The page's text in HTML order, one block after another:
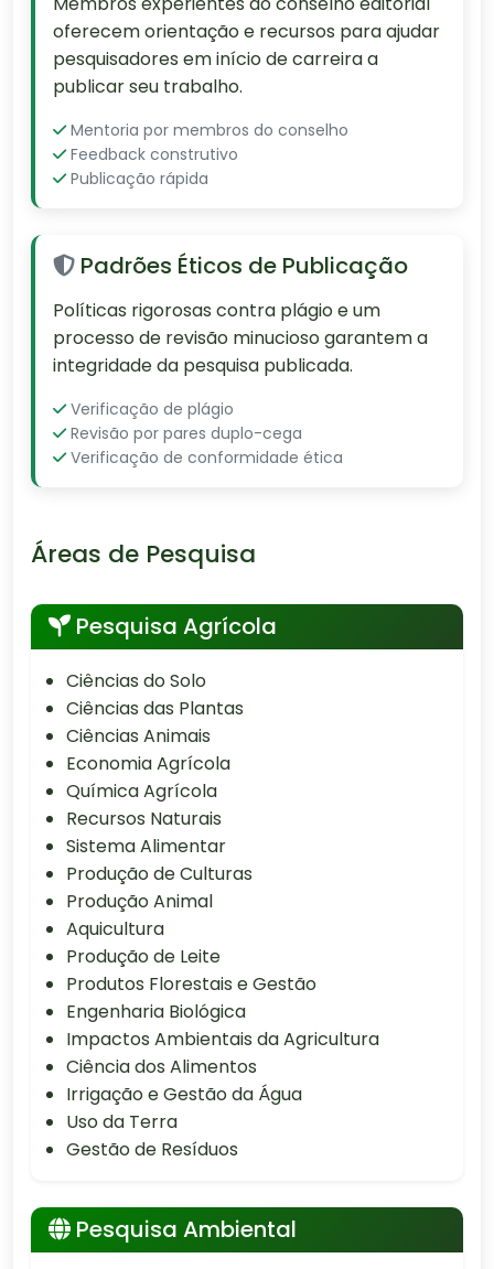
oferecem orientação e recursos para ajudar
pesquisadores em início de carreira a
publicar seu trabalho.
Mentoria por membros do conselho
Feedback construtivo
Publicação rápida
Padrões Éticos de Publicação
Políticas rigorosas contra plágio e um
processo de revisão minucioso garantem a
integridade da pesquisa publicada.
Verificação de plágio
Revisão por pares duplo-cega
Verificação de conformidade ética
Áreas de Pesquisa
Pesquisa Agrícola
Ciências do Solo
Ciências das Plantas
Ciências Animais
Economia Agrícola
Química Agrícola
Recursos Naturais
Sistema Alimentar
Produção de Culturas
Produção Animal
Aquicultura
Produção de Leite
Produtos Florestais e Gestão
Engenharia Biológica
Impactos Ambientais da Agricultura
Ciência dos Alimentos
Irrigação e Gestão da Água
Uso da Terra
Gestão de Resíduos
Pesquisa Ambiental